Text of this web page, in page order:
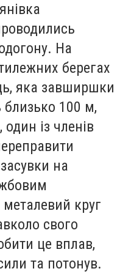
На
берегах
яка завширшки
близько 100 м,
із членів
на
круг
свого
це вплав,
та потонув.